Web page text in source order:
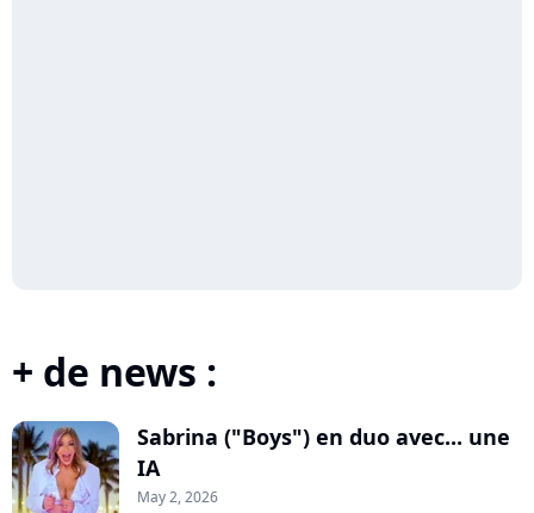
+ de news :
Sabrina ("Boys") en duo avec... une
IA
May 2, 2026